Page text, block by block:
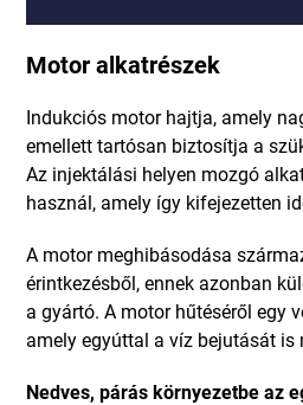
Motor alkatrészek
Indukciós motor hajtja, amely
emellett tartósan biztosítja a
Az injektálási helyen mozgó
használ, amely így kifejezetten
A motor meghibásodása
érintkezésből, ennek azonban
a gyártó. A motor hűtéséről egy
amely egyúttal a víz bejutását is
Nedves, párás környezetbe az